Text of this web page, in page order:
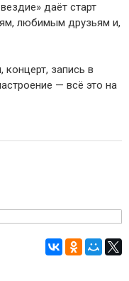
даёт старт
любимым друзьям и,
концерт, запись в
— всё это на